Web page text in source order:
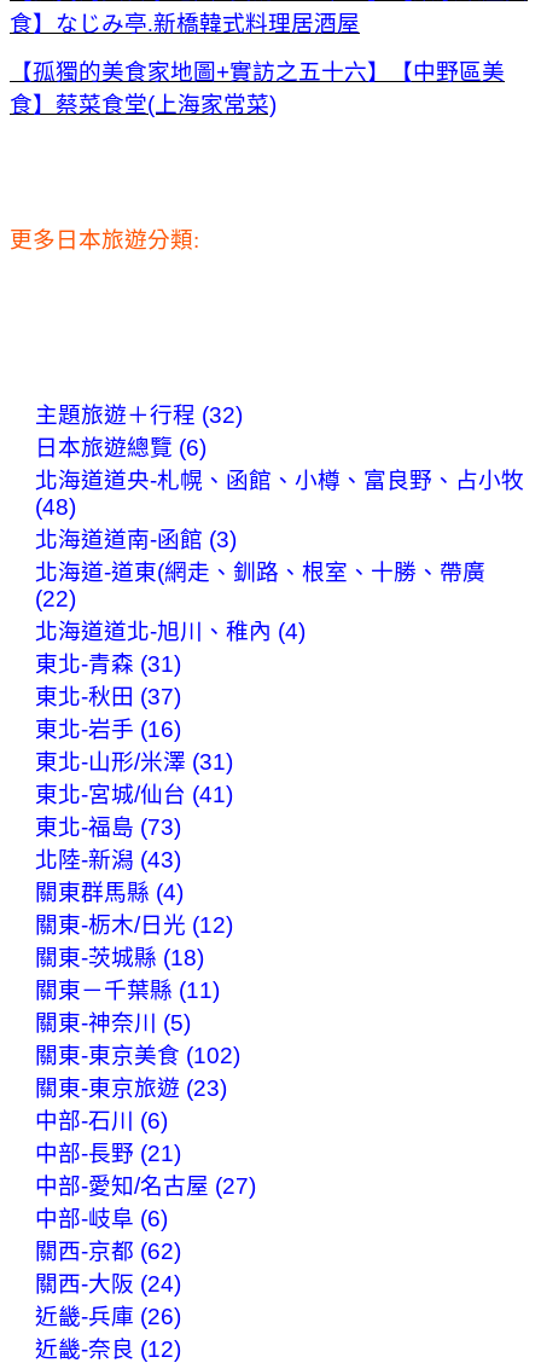
食】なじみ亭.新橋韓式料理居酒屋
【孤獨的美食家地圖+實訪之五十六】【中野區美
食】蔡菜食堂(上海家常菜)
更多日本旅遊分類:
主題旅遊＋行程 (32)
日本旅遊總覽 (6)
北海道道央-札幌、函館、小樽、富良野、占小牧
(48)
北海道道南-函館 (3)
北海道-道東(網走、釧路、根室、十勝、帶廣
(22)
北海道道北-旭川、稚內 (4)
東北-青森 (31)
東北-秋田 (37)
東北-岩手 (16)
東北-山形/米澤 (31)
東北-宮城/仙台 (41)
東北-福島 (73)
北陸-新潟 (43)
關東群馬縣 (4)
關東-栃木/日光 (12)
關東-茨城縣 (18)
關東－千葉縣 (11)
關東-神奈川 (5)
關東-東京美食 (102)
關東-東京旅遊 (23)
中部-石川 (6)
中部-長野 (21)
中部-愛知/名古屋 (27)
中部-岐阜 (6)
關西-京都 (62)
關西-大阪 (24)
近畿-兵庫 (26)
近畿-奈良 (12)